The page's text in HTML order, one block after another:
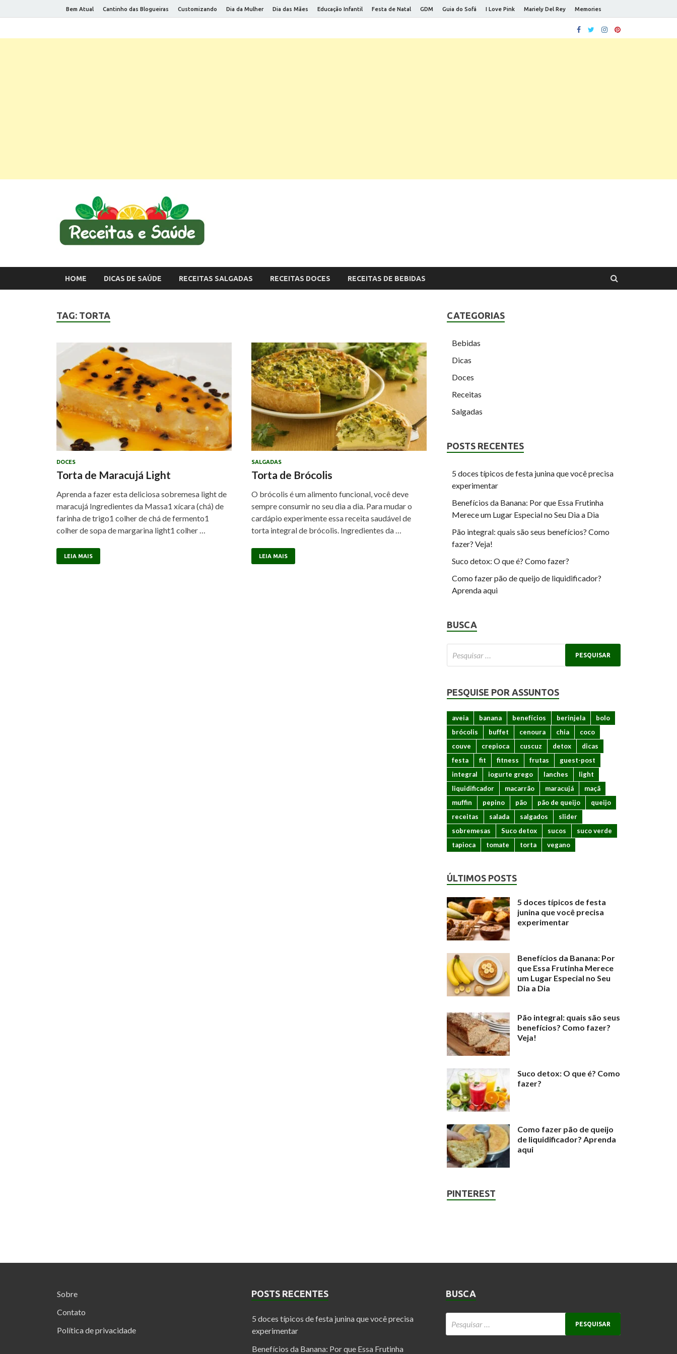
Bem Atual Cantinho das Blogueiras Customizando Dia da Mulher Dia das Mães Educação Infantil Festa de Natal GDM Guia do Sofá I Love Pink Mariely Del Rey Memories
HOME DICAS DE SAÚDE RECEITAS SALGADAS RECEITAS DOCES RECEITAS DE BEBIDAS
TAG: TORTA
DOCES
Torta de Maracujá Light
Aprenda a fazer esta deliciosa sobremesa light de
maracujá Ingredientes da Massa1 xícara (chá) de
farinha de trigo1 colher de chá de fermento1
colher de sopa de margarina light1 colher …
LEIA MAIS
SALGADAS
Torta de Brócolis
O brócolis é um alimento funcional, você deve
sempre consumir no seu dia a dia. Para mudar o
cardápio experimente essa receita saudável de
torta integral de brócolis. Ingredientes da …
LEIA MAIS
CATEGORIAS
Bebidas
Dicas
Doces
Receitas
Salgadas
POSTS RECENTES
5 doces típicos de festa junina que você precisa
experimentar
Benefícios da Banana: Por que Essa Frutinha
Merece um Lugar Especial no Seu Dia a Dia
Pão integral: quais são seus benefícios? Como
fazer? Veja!
Suco detox: O que é? Como fazer?
Como fazer pão de queijo de liquidificador?
Aprenda aqui
BUSCA
PESQUISE POR ASSUNTOS
aveia banana benefícios berinjela
bolo
brócolis
buffet cenoura chia
coco
couve
crepioca cuscuz detox
dicas
festa
fit fitness frutas
guest-post
integral
iogurte grego lanches
light
liquidificador
macarrão maracujá
maçã
muffin
pepino pão pão de queijo
queijo
receitas
salada salgados
slider
sobremesas
Suco detox sucos
suco verde
tapioca
tomate torta vegano
ÚLTIMOS POSTS
5 doces típicos de festa
junina que você precisa
experimentar
Benefícios da Banana: Por
que Essa Frutinha Merece
um Lugar Especial no Seu
Dia a Dia
Pão integral: quais são seus
benefícios? Como fazer?
Veja!
Suco detox: O que é? Como
fazer?
Como fazer pão de queijo
de liquidificador? Aprenda
aqui
PINTEREST
Sobre
Contato
Política de privacidade
POSTS RECENTES
5 doces típicos de festa junina que você precisa
experimentar
Benefícios da Banana: Por que Essa Frutinha
BUSCA